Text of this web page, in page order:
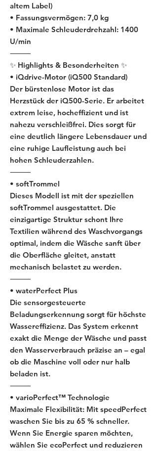
altem Label)
• Fassungsvermögen: 7,0 kg
• Maximale Schleuderdrehzahl: 1400
U/min
⸻
✨ Highlights & Besonderheiten ✨
• iQdrive-Motor (iQ500 Standard)
Der bürstenlose Motor ist das
Herzstück der iQ500-Serie. Er arbeitet
extrem leise, hocheffizient und ist
nahezu verschleißfrei. Dies sorgt für
eine deutlich längere Lebensdauer und
eine ruhige Laufleistung auch bei
hohen Schleuderzahlen.
⸻
• softTrommel
Dieses Modell ist mit der speziellen
softTrommel ausgestattet. Die
einzigartige Struktur schont Ihre
Textilien während des Waschvorgangs
optimal, indem die Wäsche sanft über
die Oberfläche gleitet, anstatt
mechanisch belastet zu werden.
⸻
• waterPerfect Plus
Die sensorgesteuerte
Beladungserkennung sorgt für höchste
Wassereffizienz. Das System erkennt
exakt die Menge der Wäsche und passt
den Wasserverbrauch präzise an – egal
ob die Maschine voll oder nur halb
beladen ist.
⸻
• varioPerfect™ Technologie
Maximale Flexibilität: Mit speedPerfect
waschen Sie bis zu 65 % schneller.
Wenn Sie Energie sparen möchten,
wählen Sie ecoPerfect und reduzieren